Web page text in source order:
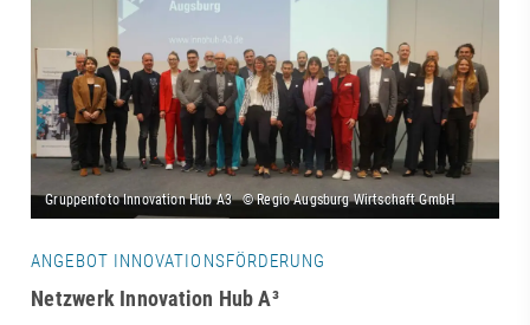
ANGEBOT INNOVATIONSFÖRDERUNG
Netzwerk Innovation Hub A³